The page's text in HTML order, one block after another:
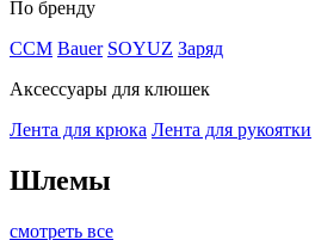
По бренду
CCM Bauer SOYUZ Заряд
Аксессуары для клюшек
Лента для крюка Лента для рукоятки
Шлемы
смотреть все